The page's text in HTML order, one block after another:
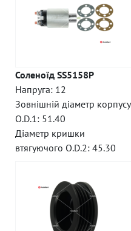
Соленоїд SS5158P
Напруга: 12
Зовнішній діаметр корпусу
O.D.1: 51.40
Діаметр кришки
втягуючого O.D.2: 45.30